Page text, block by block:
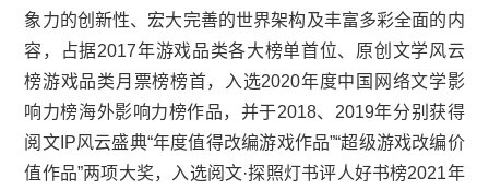
象力的创新性、宏大完善的世界架构及丰富多彩全面的内
容，占据2017年游戏品类各大榜单首位、原创文学风云
榜游戏品类月票榜榜首，入选2020年度中国网络文学影
响力榜海外影响力榜作品，并于2018、2019年分别获得
阅文IP风云盛典“年度值得改编游戏作品”“超级游戏改编价
值作品”两项大奖，入选阅文·探照灯书评人好书榜2021年